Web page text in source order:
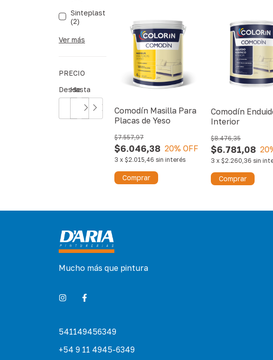
Sinteplast
(2)
Ver más
PRECIO
DesdeHasta
Comodín Masilla Para
Placas de Yeso
$6.046,38
$7.557,97
20% OFF
3 x $2.015,46 sin interés
Comprar
Comodín
Interior
$6.781,08
$8.476,35
20
3 x $2.260,36 sin
Comprar
Mucho más que pintura
541149456349
+54 9 11 4945-6349